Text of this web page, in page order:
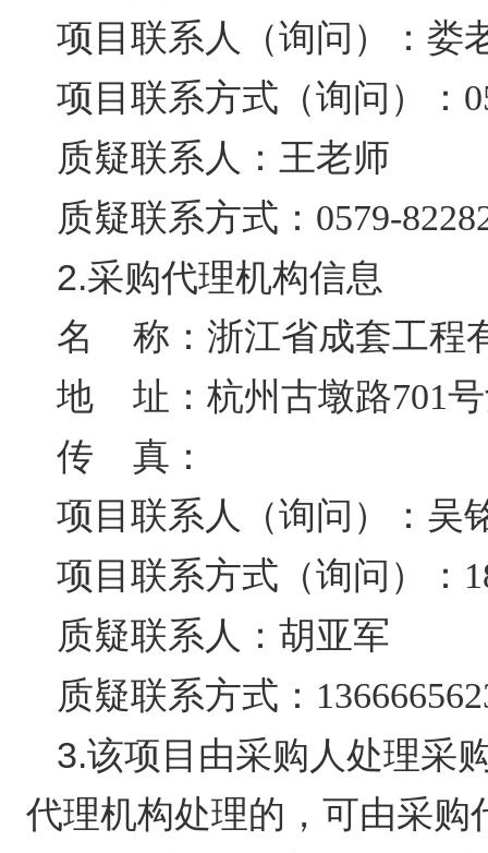
项目联系人（询问）： 娄
项目联系方式（询问）：
质疑联系人： 王老师
质疑联系方式： 0579-
2.采购代理机构信息
名 称： 浙江省成套工程
地 址： 杭州古墩路701
传 真：
项目联系人（询问）： 吴
项目联系方式（询问）：
质疑联系人： 胡亚军
质疑联系方式：
3.该项目由采购人处理采
代理机构处理的，可由采